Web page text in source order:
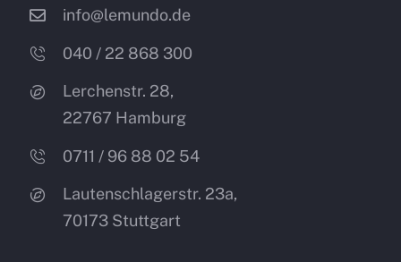
info@lemundo.de
040 / 22 868 300
Lerchenstr. 28,
22767 Hamburg
0711 / 96 88 02 54
Lautenschlagerstr. 23a,
70173 Stuttgart